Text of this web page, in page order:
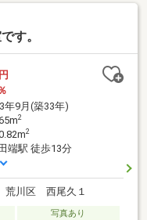
す。
年9月(築33年)
2
2
端駅 徒歩13分
川区 西尾久１
写真あり